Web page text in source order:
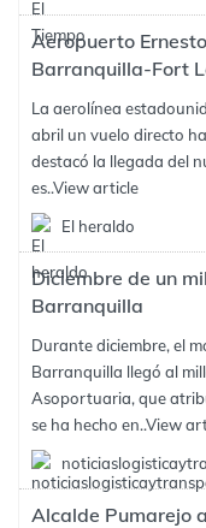
Aeropuerto
Barranquilla-Fort
La aerolínea
abril un vuelo directo
destacó la llegada del
es..View article
El heraldo
Diciembre de un
Barranquilla
Durante diciembre, el
Barranquilla llegó al
Asoportuaria, que
se ha hecho en..View
Alcalde Pumarejo